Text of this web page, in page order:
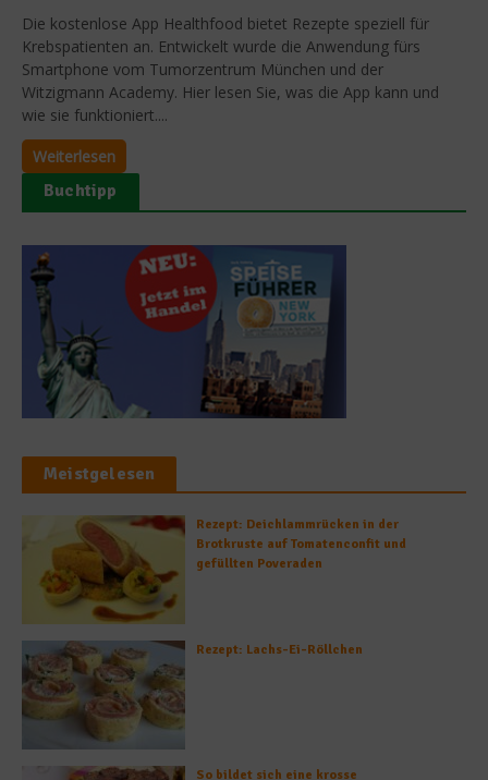
Die kostenlose App Healthfood bietet Rezepte speziell für
Krebspatienten an. Entwickelt wurde die Anwendung fürs
Smartphone vom Tumorzentrum München und der
Witzigmann Academy. Hier lesen Sie, was die App kann und
wie sie funktioniert....
Weiterlesen
Buchtipp
Meistgelesen
Rezept: Deichlammrücken in der
Brotkruste auf Tomatenconfit und
gefüllten Poveraden
Rezept: Lachs-Ei-Röllchen
So bildet sich eine krosse